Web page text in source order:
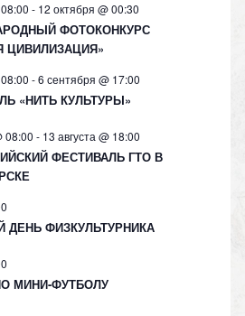
- 12 октября @ 00:30
ФОТОКОНКУРС
ЦИВИЛИЗАЦИЯ»
-6 сентября @ 17:00
«НИТЬ КУЛЬТУРЫ»
08:00 - 13 августа @ 18:00
ФЕСТИВАЛЬ ГТО В
ФИЗКУЛЬТУРНИКА
МИНИ-ФУТБОЛУ